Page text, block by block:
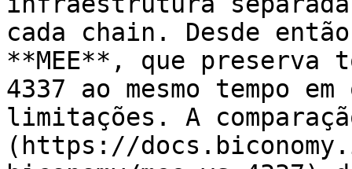
cada chain. Desde
**MEE**, que preserva
4337 ao mesmo tempo
limitações. A
(https://